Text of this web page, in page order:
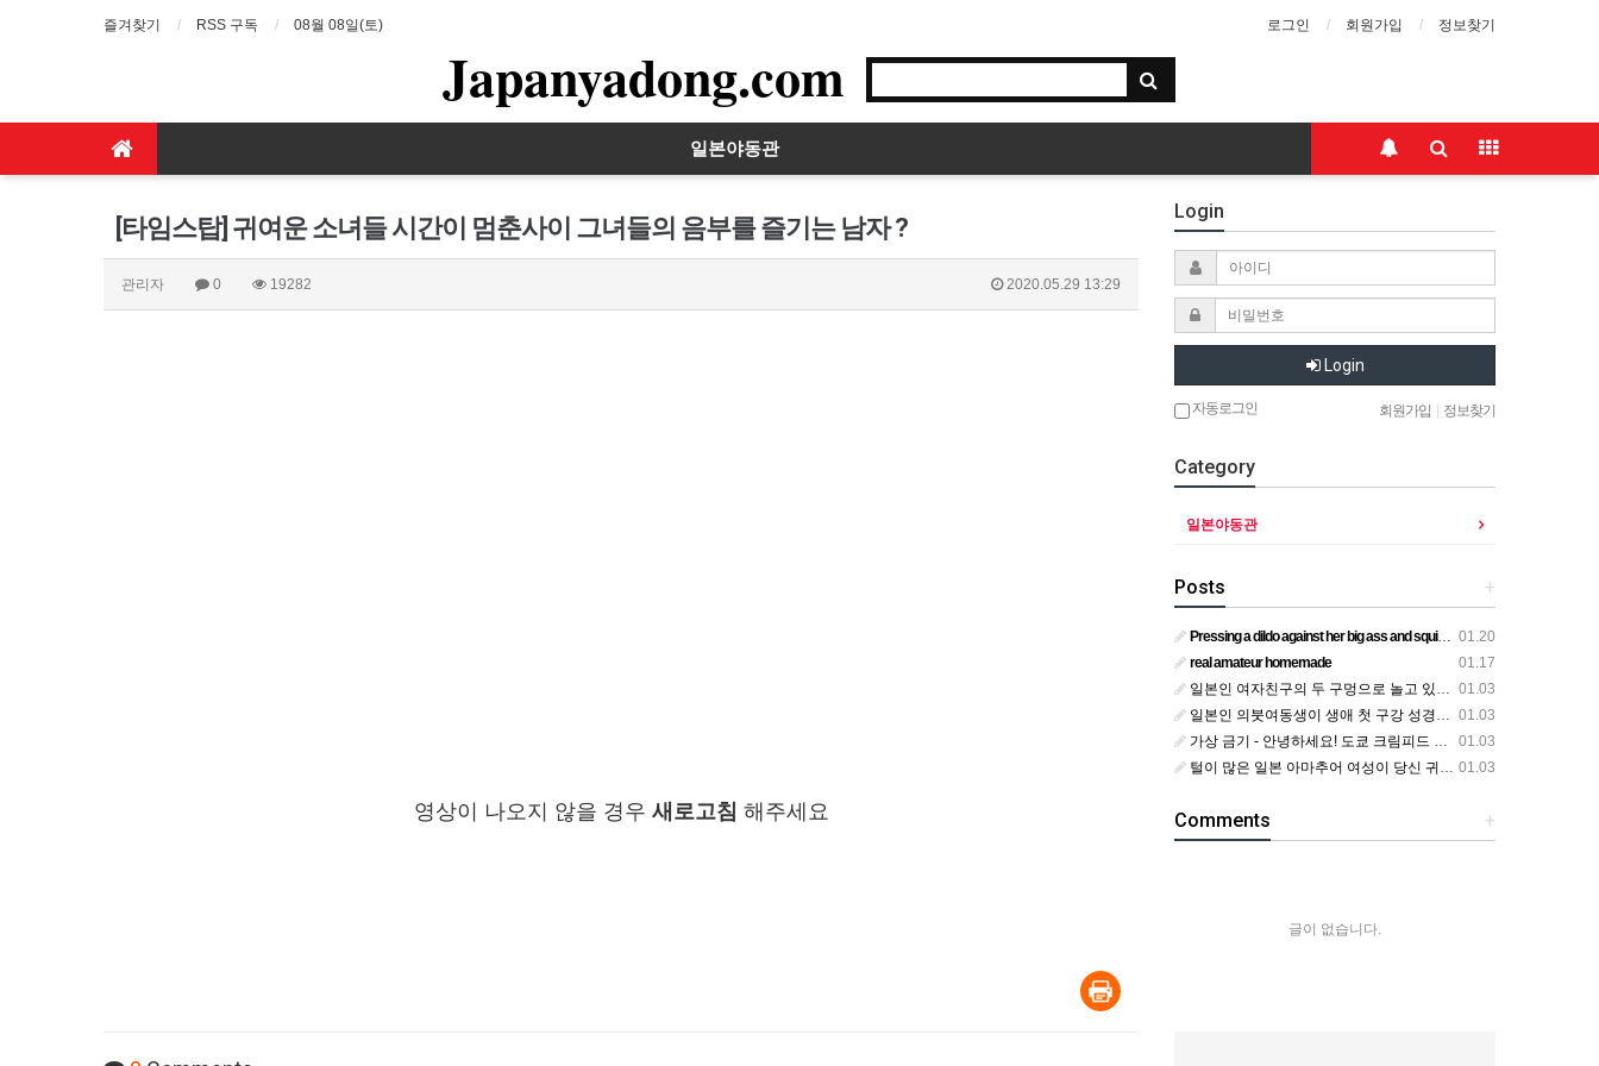
즐겨찾기 RSS 구독 08월 08일(토) 로그인 회원가입 정보찾기
Japanyadong.com
일본야동관
[타임스탑] 귀여운 소녀들 시간이 멈춘사이 그녀들의 음부를 즐기는 남자 ?
관리자 0 19282 2020.05.29 13:29
영상이 나오지 않을 경우 새로고침 해주세요
Login
Login
자동로그인 회원가입 정보찾기
Category
일본야동관
+
Posts
01.20
Pressing a dildo against her big ass and squirting from below
01.17
real amateur homemade
01.03
일본인 여자친구의 두 구멍으로 놀고 있어요
01.03
일본인 의붓여동생이 생애 첫 구강 성경험을 공개하다
01.03
가상 금기 - 안녕하세요! 도쿄 크림피드 시엘에서
01.03
털이 많은 일본 아마추어 여성이 당신 귀에 대고 신음하며 자위합니다. 그녀가 오르가즘에 도달하는 모습을 보세요?
+
Comments
글이 없습니다.